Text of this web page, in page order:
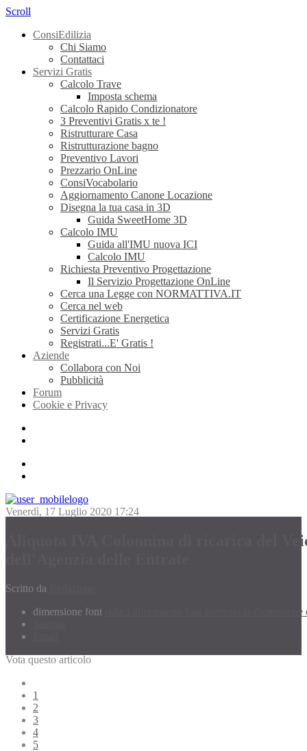
Scroll
ConsiEdilizia
Chi Siamo
Contattaci
Servizi Gratis
Calcolo Trave
Imposta schema
Calcolo Rapido Condizionatore
3 Preventivi Gratis x te !
Ristrutturare Casa
Ristrutturazione bagno
Preventivo Lavori
Prezzario OnLine
ConsiVocabolario
Aggiornamento Canone Locazione
Disegna la tua casa in 3D
Guida SweetHome 3D
Calcolo IMU
Guida all'IMU nuova ICI
Calcolo IMU
Richiesta Preventivo Progettazione
Il Servizio Progettazione OnLine
Cerca una Legge con NORMATTIVA.IT
Cerca nel web
Certificazione Energetica
Servizi Gratis
Registrati...E' Gratis !
Aziende
Collabora con Noi
Pubblicità
Forum
Cookie e Privacy
Venerdì, 17 Luglio 2020 17:24
Aliquota IVA Colonnina di ricarica del
Scritto da
dimensione font
aumenta la
Vota questo articolo
1
2
3
4
5